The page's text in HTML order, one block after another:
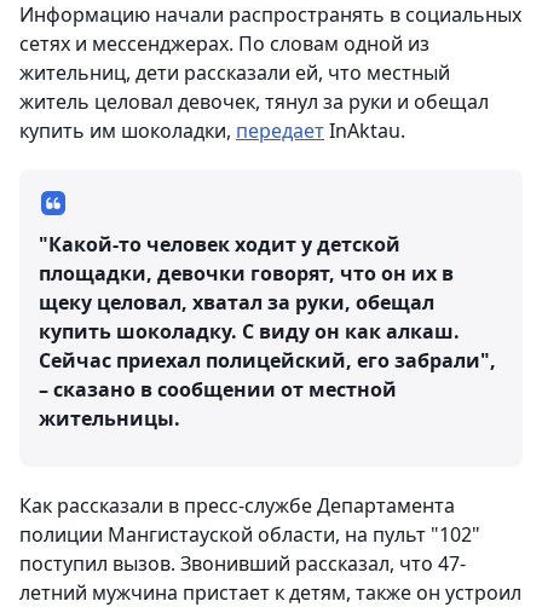
Информацию начали распространять в социальных
сетях и мессенджерах. По словам одной из
жительниц, дети рассказали ей, что местный
житель целовал девочек, тянул за руки и обещал
купить им шоколадки, передаетInAktau.
"Какой-то человек ходит у детской
площадки, девочки говорят, что он их в
щеку целовал, хватал за руки, обещал
купить шоколадку. С виду он как алкаш.
Сейчас приехал полицейский, его забрали",
– сказано в сообщении от местной
жительницы.
Как рассказали в пресс-службе Департамента
полиции Мангистауской области, на пульт "102"
поступил вызов. Звонивший рассказал, что 47-
летний мужчина пристает к детям, также он устроил